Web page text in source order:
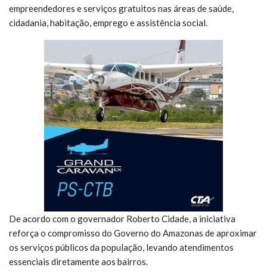
empreendedores e serviços gratuitos nas áreas de saúde,
cidadania, habitação, emprego e assistência social.
De acordo com o governador Roberto Cidade, a iniciativa
reforça o compromisso do Governo do Amazonas de aproximar
os serviços públicos da população, levando atendimentos
essenciais diretamente aos bairros.